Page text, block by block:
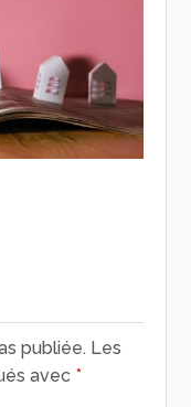
publiée. Les
avec *